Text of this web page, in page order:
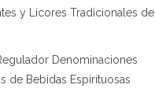
y Licores Tradicionales de
Denominaciones
de Bebidas Espirituosas